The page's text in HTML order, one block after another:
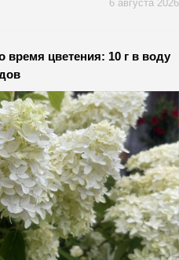
6 августа 2026
цветения: 10 г в воду